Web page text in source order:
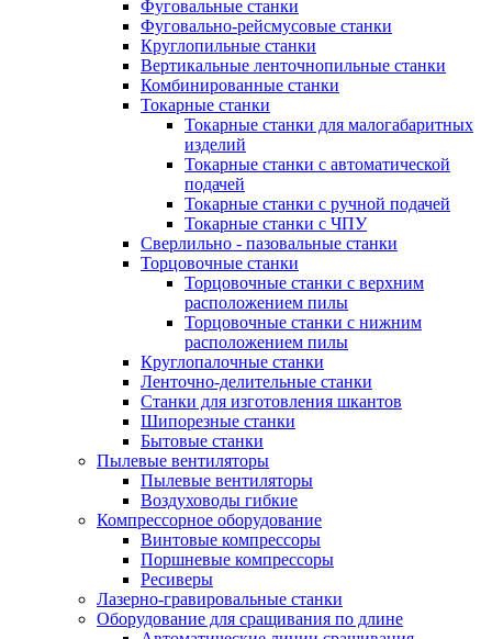
Фуговальные станки
Фуговально-рейсмусовые станки
Круглопильные станки
Вертикальные ленточнопильные станки
Комбинированные станки
Токарные станки
Токарные станки для малогабаритных
изделий
Токарные станки с автоматической
подачей
Токарные станки с ручной подачей
Токарные станки с ЧПУ
Сверлильно - пазовальные станки
Торцовочные станки
Торцовочные станки с верхним
расположением пилы
Торцовочные станки с нижним
расположением пилы
Круглопалочные станки
Ленточно-делительные станки
Станки для изготовления шкантов
Шипорезные станки
Бытовые станки
Пылевые вентиляторы
Пылевые вентиляторы
Воздуховоды гибкие
Компрессорное оборудование
Винтовые компрессоры
Поршневые компрессоры
Ресиверы
Лазерно-гравировальные станки
Оборудование для сращивания по длине